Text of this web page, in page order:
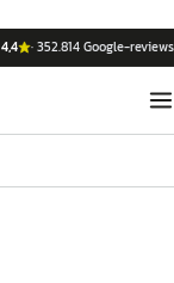
4,4 ·352.814Google-reviews